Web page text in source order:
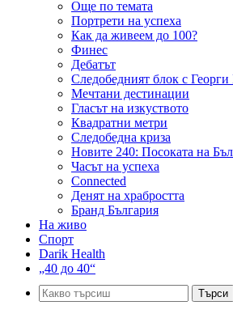
Още по темата
Портрети на успеха
Как да живеем до 100?
Финес
Дебатът
Следобедният блок с
Мечтани дестинации
Гласът на изкуството
Квадратни метри
Следобедна криза
Новите 240: Посоката на
Часът на успеха
Connected
Денят на храбростта
Бранд България
На живо
Спорт
Darik Health
„40 до 40“